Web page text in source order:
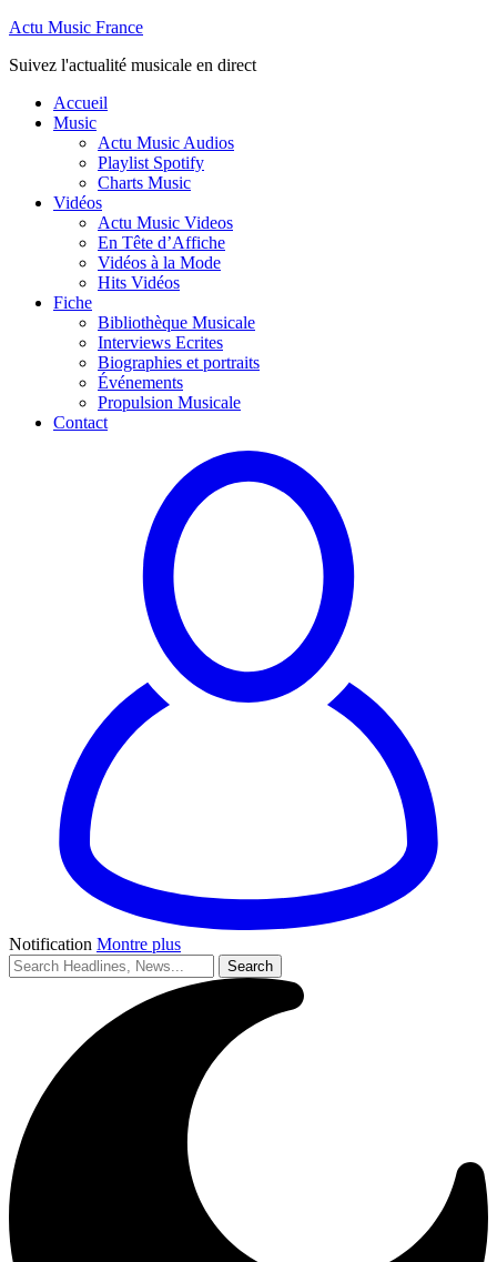
Actu Music France
Suivez l'actualité musicale en direct
Accueil
Music
Actu Music Audios
Playlist Spotify
Charts Music
Vidéos
Actu Music Videos
En Tête d’Affiche
Vidéos à la Mode
Hits Vidéos
Fiche
Bibliothèque Musicale
Interviews Ecrites
Biographies et portraits
Événements
Propulsion Musicale
Contact
Notification Montre plus